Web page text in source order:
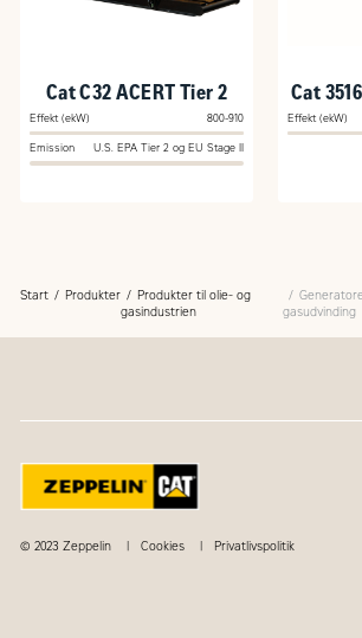
Cat C32 ACERT Tier 2
Effekt (ekW) 800-910
Emission U.S. EPA Tier 2 og EU Stage II
Cat
Effekt (ekW)
Start Produkter
Produkter til olie- og
gasindustrien
gasudvinding
© 2023 Zeppelin Cookies Privatlivspolitik